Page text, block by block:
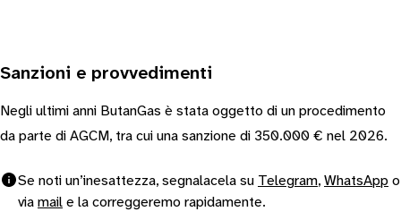
Sanzioni e provvedimenti
Negli ultimi anni ButanGas è stata oggetto di un procedimento
da parte di AGCM, tra cui una sanzione di 350.000 € nel 2026.
Se noti un’inesattezza, segnalacela su Telegram, WhatsApp o
via mail e la correggeremo rapidamente.